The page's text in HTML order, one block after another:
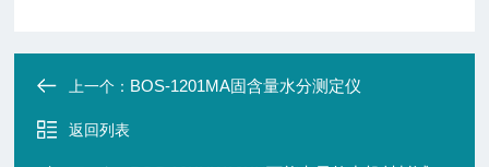
上一个： BOS-1201MA固含量水分测定仪
返回列表